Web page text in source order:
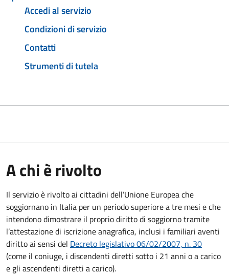
Accedi al servizio
Condizioni di servizio
Contatti
Strumenti di tutela
A chi è rivolto
Il servizio è rivolto ai cittadini dell’Unione Europea che
soggiornano in Italia per un periodo superiore a tre mesi e che
intendono dimostrare il proprio diritto di soggiorno tramite
l’attestazione di iscrizione anagrafica, inclusi i familiari aventi
diritto ai sensi del Decreto legislativo 06/02/2007, n. 30
(come il coniuge, i discendenti diretti sotto i 21 anni o a carico
e gli ascendenti diretti a carico).